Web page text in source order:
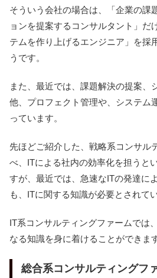
そういう会社の場合は、「企業の課
ョンを提案するコンサルタント」だ
テムを作り上げるエンジニア」を採
うです。
また、最近では、課題解決の提案、
他、プロフェクト管理や、システム
っています。
先ほどご紹介した、戦略系コンサル
べ、ITによる社内の効率化を担うと
すが、最近では、急速なITの発達に
も、ITに関する知識が必要とされてい
IT系コンサルティングファームでは
なる知識を身に着けることができます
総合系コンサルティングフ